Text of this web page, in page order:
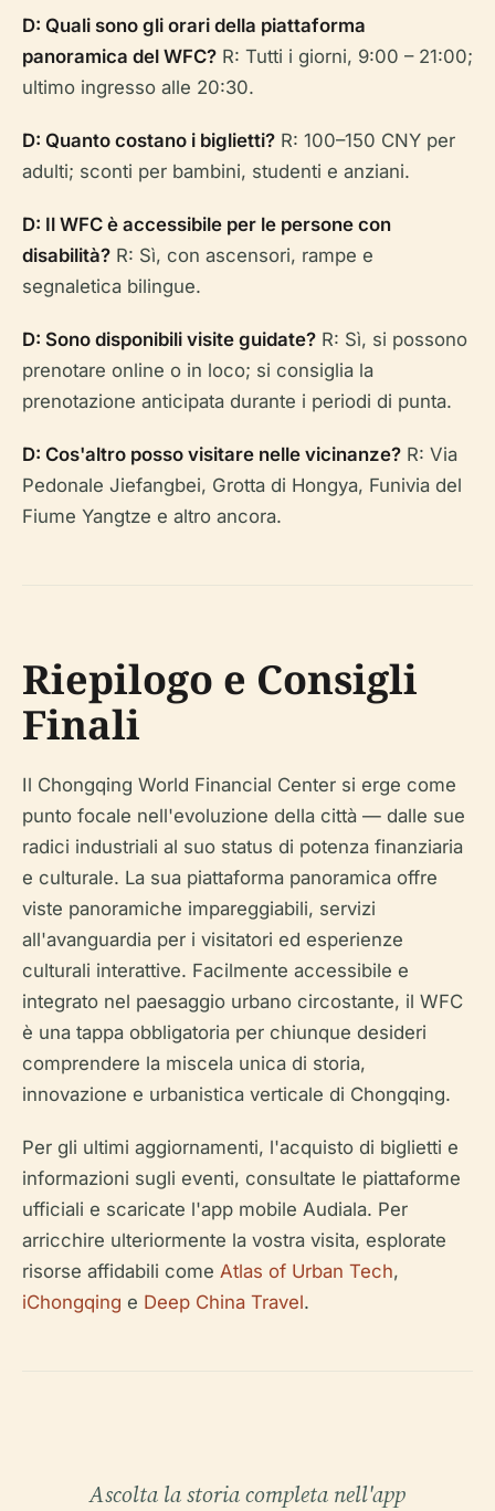
D: Quali sono gli orari della piattaforma
panoramica del WFC? R: Tutti i giorni, 9:00 – 21:00;
ultimo ingresso alle 20:30.
D: Quanto costano i biglietti? R: 100–150 CNY per
adulti; sconti per bambini, studenti e anziani.
D: Il WFC è accessibile per le persone con
disabilità? R: Sì, con ascensori, rampe e
segnaletica bilingue.
D: Sono disponibili visite guidate? R: Sì, si possono
prenotare online o in loco; si consiglia la
prenotazione anticipata durante i periodi di punta.
D: Cos'altro posso visitare nelle vicinanze? R: Via
Pedonale Jiefangbei, Grotta di Hongya, Funivia del
Fiume Yangtze e altro ancora.
Riepilogo e Consigli
Finali
Il Chongqing World Financial Center si erge come
punto focale nell'evoluzione della città — dalle sue
radici industriali al suo status di potenza finanziaria
e culturale. La sua piattaforma panoramica offre
viste panoramiche impareggiabili, servizi
all'avanguardia per i visitatori ed esperienze
culturali interattive. Facilmente accessibile e
integrato nel paesaggio urbano circostante, il WFC
è una tappa obbligatoria per chiunque desideri
comprendere la miscela unica di storia,
innovazione e urbanistica verticale di Chongqing.
Per gli ultimi aggiornamenti, l'acquisto di biglietti e
informazioni sugli eventi, consultate le piattaforme
ufficiali e scaricate l'app mobile Audiala. Per
arricchire ulteriormente la vostra visita, esplorate
risorse affidabili come Atlas of Urban Tech,
iChongqing e Deep China Travel.
Ascolta la storia completa nell'app